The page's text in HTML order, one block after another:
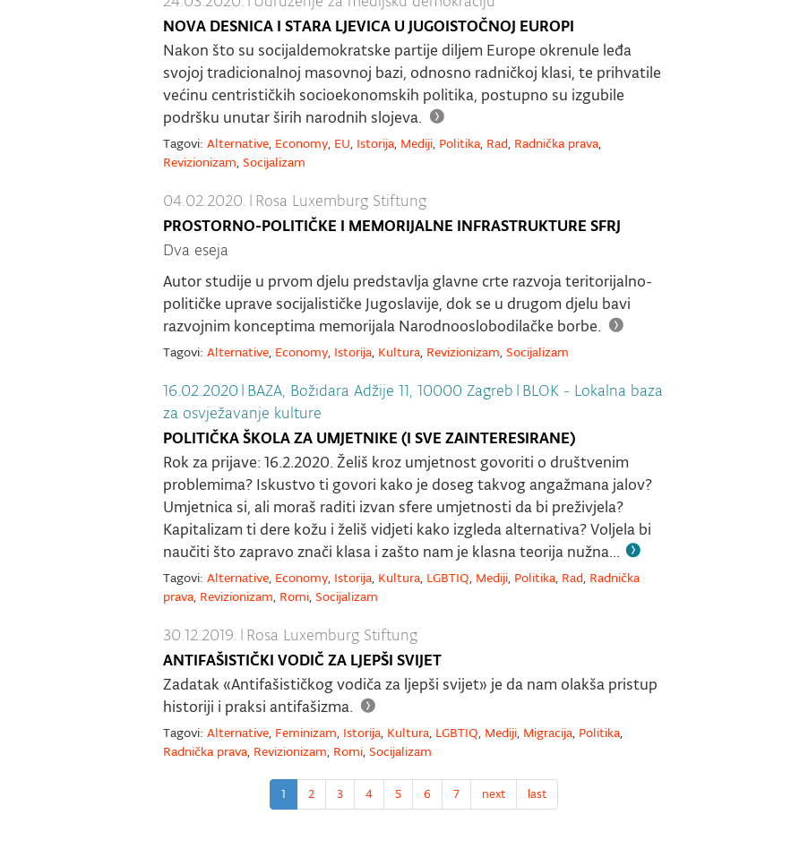
NOVA DESNICA I STARA LJEVICA U JUGOISTOČNOJ EUROPI
Nakon što su socijaldemokratske partije diljem Europe okrenule leđa
svojoj tradicionalnoj masovnoj bazi, odnosno radničkoj klasi, te prihvatile
većinu centrističkih socioekonomskih politika, postupno su izgubile
podršku unutar širih narodnih slojeva.
Tagovi: Alternative, Economy, EU, Istorija, Mediji, Politika, Rad, Radnička prava,
Revizionizam, Socijalizam
04.02.2020. | Rosa Luxemburg Stiftung
PROSTORNO-POLITIČKE I MEMORIJALNE INFRASTRUKTURE SFRJ
Dva eseja
Autor studije u prvom djelu predstavlja glavne crte razvoja teritorijalno-
političke uprave socijalističke Jugoslavije, dok se u drugom djelu bavi
razvojnim konceptima memorijala Narodnooslobodilačke borbe.
Tagovi: Alternative, Economy, Istorija, Kultura, Revizionizam, Socijalizam
16.02.2020 | BAZA, Božidara Adžije 11, 10000 Zagreb | BLOK - Lokalna baza
za osvježavanje kulture
POLITIČKA ŠKOLA ZA UMJETNIKE (I SVE ZAINTERESIRANE)
Rok za prijave: 16.2.2020. Želiš kroz umjetnost govoriti o društvenim
problemima? Iskustvo ti govori kako je doseg takvog angažmana jalov?
Umjetnica si, ali moraš raditi izvan sfere umjetnosti da bi preživjela?
Kapitalizam ti dere kožu i želiš vidjeti kako izgleda alternativa? Voljela bi
naučiti što zapravo znači klasa i zašto nam je klasna teorija nužna...
Tagovi: Alternative, Economy, Istorija, Kultura, LGBTIQ, Mediji, Politika, Rad, Radnička
prava, Revizionizam, Romi, Socijalizam
30.12.2019. | Rosa Luxemburg Stiftung
ANTIFAŠISTIČKI VODIČ ZA LJEPŠI SVIJET
Zadatak «Antifašističkog vodiča za ljepši svijet» je da nam olakša pristup
historiji i praksi antifašizma.
Tagovi: Alternative, Feminizam, Istorija, Kultura, LGBTIQ, Mediji, Migracija, Politika,
Radnička prava, Revizionizam, Romi, Socijalizam
1 2 3 4 5 6 7 next last